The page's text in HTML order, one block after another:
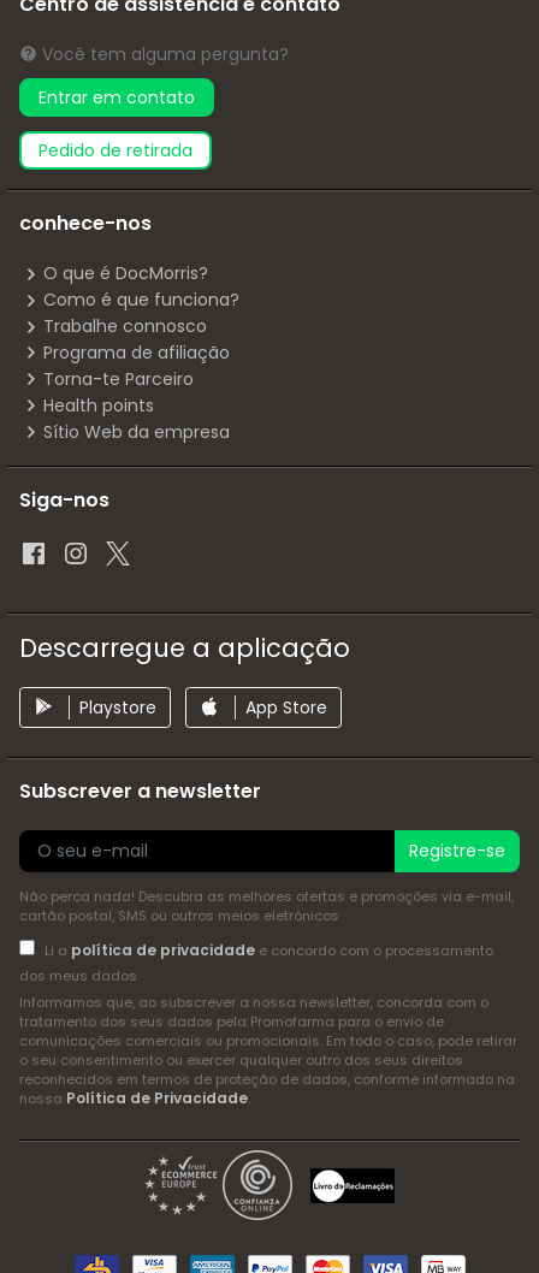
Você tem alguma pergunta?
Entrar em contato
pedido de retirada
conhece-nos
O que é DocMorris?
Como é que funciona?
Trabalhe connosco
Programa de afiliação
Torna-te Parceiro
Health points
Sítio Web da empresa
Siga-nos
Descarregue a aplicação
Playstore App Store
Subscrever a newsletter
Registre-se
Não perca nada! Descubra as melhores ofertas e promoções via e-mail,
cartão postal, SMS ou outros meios eletrónicos
Li a política de privacidadee concordo com o processamento
dos meus dados
Informamos que, ao subscrever a nossa newsletter, concorda com o
tratamento dos seus dados pela Promofarma para o envio de
comunicações comerciais ou promocionais. Em todo o caso, pode retirar
o seu consentimento ou exercer qualquer outro dos seus direitos
reconhecidos em termos de proteção de dados, conforme informado na
nossa Política de Privacidade.